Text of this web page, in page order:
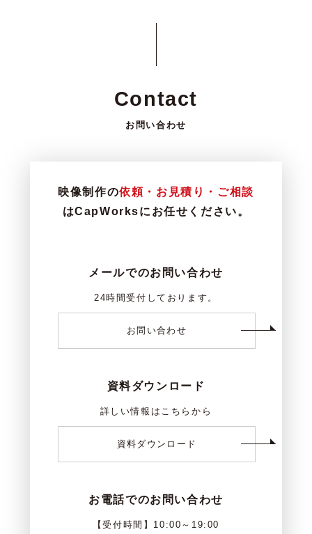
Contact
お問い合わせ
映像制作の依頼・お見積り・ご相談
はCapWorksにお任せください。
メールでのお問い合わせ
24時間受付しております。
お問い合わせ
資料ダウンロード
詳しい情報はこちらから
資料ダウンロード
お電話でのお問い合わせ
【受付時間】10:00～19:00